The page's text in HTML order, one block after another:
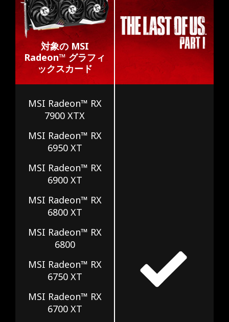
対象の MSI
Radeon™ グラフィ
ックスカード
MSI Radeon™ RX
7900 XTX
MSI Radeon™ RX
6950 XT
MSI Radeon™ RX
6900 XT
MSI Radeon™ RX
6800 XT
MSI Radeon™ RX
6800
MSI Radeon™ RX
6750 XT
MSI Radeon™ RX
6700 XT